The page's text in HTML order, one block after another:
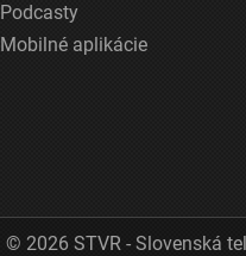
Podcasty
Mobilné aplikácie
© 2026 STVR - Slovenská